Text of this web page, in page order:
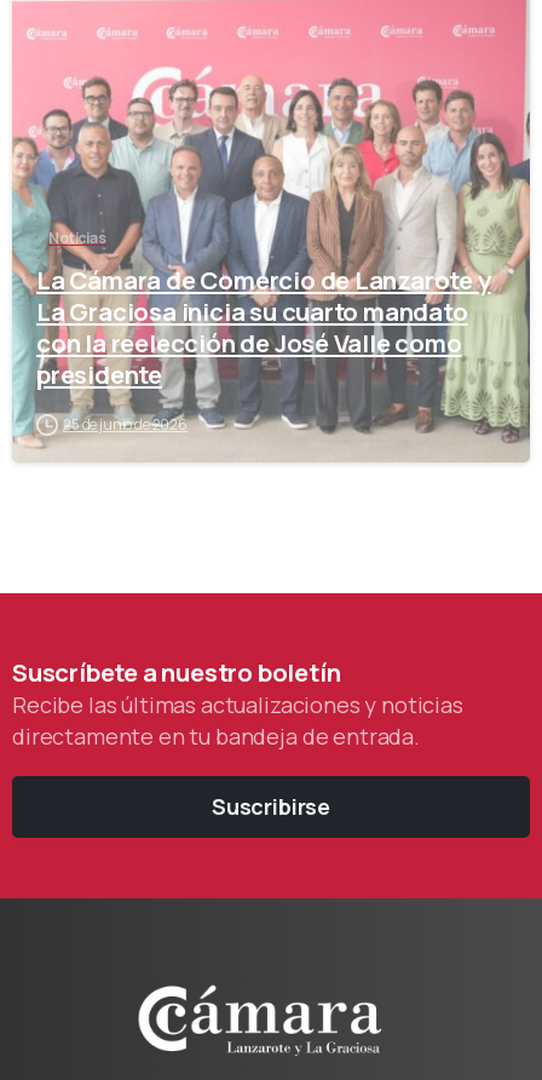
Noticias
La Cámara de Comercio de Lanzarote y
La Graciosa inicia su cuarto mandato
con la reelección de José Valle como
presidente
25 de junio de 2026
Suscríbeteanuestro boletín
Recibe las últimas actualizaciones y noticias
directamente en tu bandeja de entrada.
Suscribirse